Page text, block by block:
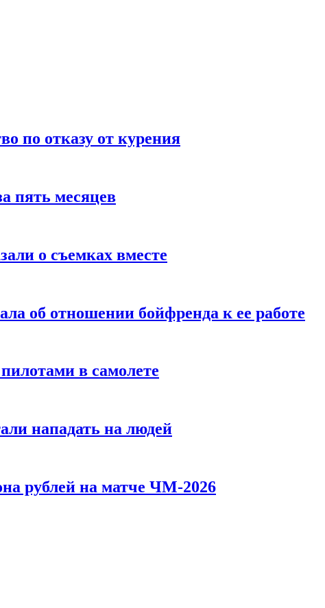
по отказу от курения
пять месяцев
о съемках вместе
об отношении бойфренда к ее работе
в самолете
нападать на людей
рублей на матче ЧМ-2026